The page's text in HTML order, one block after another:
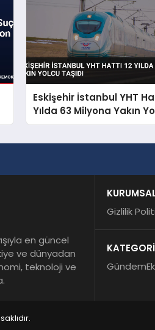
Eskişehir İstanbul YHT
Yılda 63 Milyona Yakın
Taşıdı
en güncel
ve dünyadan
teknoloji ve
Gizlilik
Gündem